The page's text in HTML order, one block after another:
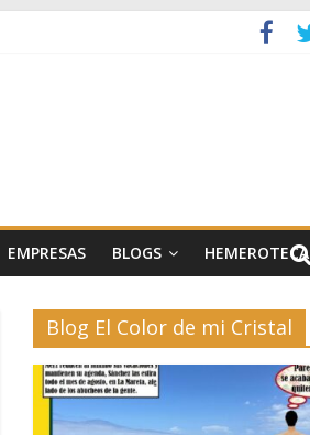
II
EMPRESAS BLOGS HEMEROTECA
Blog El Color de mi Cristal